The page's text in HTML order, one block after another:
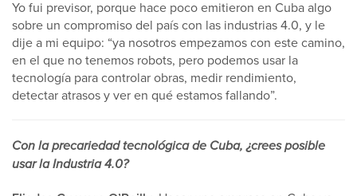
Yo fui previsor, porque hace poco emitieron en Cuba algo
sobre un compromiso del país con las industrias 4.0, y le
dije a mi equipo: “ya nosotros empezamos con este camino,
en el que no tenemos robots, pero podemos usar la
tecnología para controlar obras, medir rendimiento,
detectar atrasos y ver en qué estamos fallando”.
Con la precariedad tecnológica de Cuba, ¿crees posible
usar la Industria 4.0?